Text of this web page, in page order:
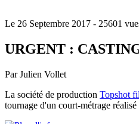
Le 26 Septembre 2017 - 25601
URGENT :
Par Julien Vollet
La société de production Topshot
tournage d'un court-métrage